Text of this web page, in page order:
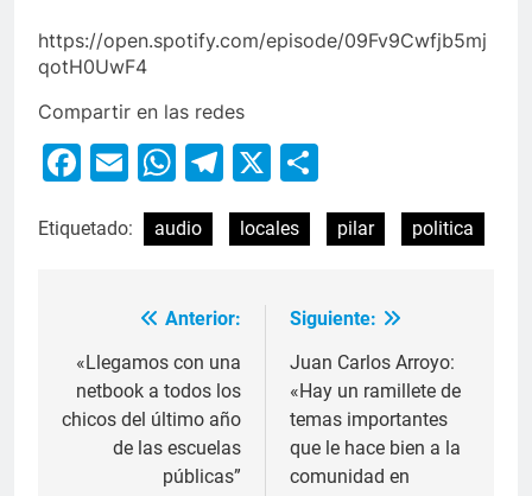
https://open.spotify.com/episode/09Fv9Cwfjb5mj
qotH0UwF4
Compartir en las redes
Facebook
EmailWhatsApp
Telegram
X
Etiquetado: audio locales pilar politica
Anterior:
«Llegamos con una
netbook a todos los
chicos del último año
de las escuelas
públicas”
Siguiente:
Juan Carlos Arroyo:
«Hay un ramillete de
temas importantes
que le hace bien a la
comunidad en